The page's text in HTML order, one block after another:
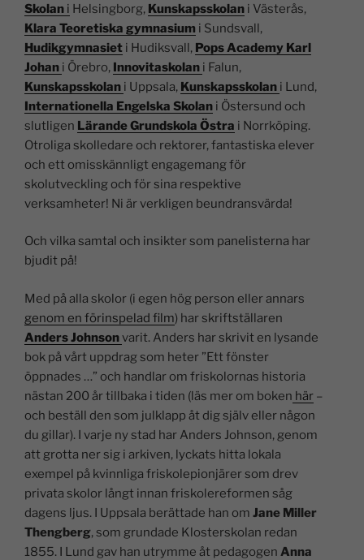
Skolan i Helsingborg, Kunskapsskolan i Västerås,
Klara Teoretiska gymnasium i Sundsvall,
Hudikgymnasiet i Hudiksvall, Pops Academy Karl
Johan i Örebro, Innovitaskolan i Falun,
Kunskapsskolan i Uppsala, Kunskapsskolan i Lund,
Internationella Engelska Skolan i Östersund och
slutligen Lärande Grundskola Östra i Norrköping.
Otroliga skolledare och rektorer, fantastiska elever
och ett omisskännligt engagemang för
skolutveckling och för sina respektive
verksamheter! Ni är verkligen beundransvärda!
Och vilka samtal och insikter som panelisterna har
bjudit på!
Med på alla skolor (i egen hög person eller annars
genom en förinspelad film) har skriftställaren
Anders Johnsonvarit. Anders har skrivit en lysande
bok på vårt uppdrag som heter ”Ett fönster
öppnades …” och handlar om friskolornas historia
nästan 200 år tillbaka i tiden (läs mer om boken här –
och beställ den som julklapp åt dig själv eller någon
du gillar). I varje ny stad har Anders Johnson, genom
att grotta ner sig i arkiven, lyckats hitta lokala
exempel på kvinnliga friskolepionjärer som drev
privata skolor långt innan friskolereformen såg
dagens ljus. I Uppsala berättade han om Jane Miller
Thengberg, som grundade Klosterskolan redan
1855. I Lund gav han utrymme åt pedagogen Anna